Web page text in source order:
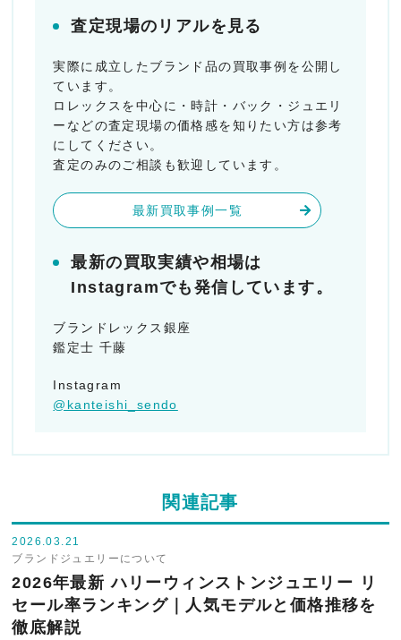
査定現場のリアルを見る
実際に成立したブランド品の買取事例を公開し
ています。
ロレックスを中心に・時計・バック・ジュエリ
ーなどの査定現場の価格感を知りたい方は参考
にしてください。
査定のみのご相談も歓迎しています。
最新買取事例一覧
最新の買取実績や相場は
Instagramでも発信しています。
ブランドレックス銀座
鑑定士 千藤
Instagram
@kanteishi_sendo
関連記事
2026.03.21
ブランドジュエリーについて
2026年最新 ハリーウィンストンジュエリー リ
セール率ランキング｜人気モデルと価格推移を
徹底解説